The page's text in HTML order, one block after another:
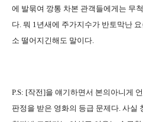
에 발묶여 깡통 차본 관객들에게는 무
다. 뭐 1년새에 주가지수가 반토막난
소 떨어지긴해도 말이다.
P.S: [작전]을 얘기하면서 본의아니게
판정을 받은 영화의 등급 문제다. 사실